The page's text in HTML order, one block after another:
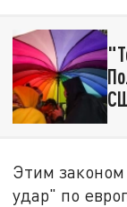
Этим
удар" по